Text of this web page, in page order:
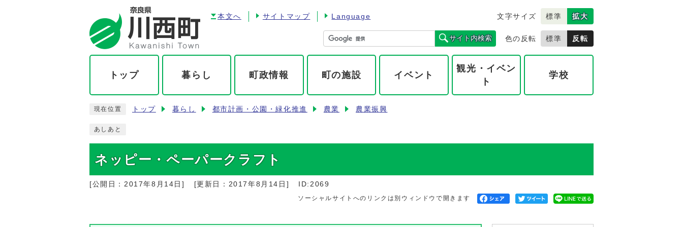
本文へ サイトマップ Language 文字サイズ 標準 拡大
サイト内検索 色の反転 標準 反転
トップ 暮らし 町政情報 町の施設 イベント
観光・イベン
ト
学校
現在位置 トップ 暮らし 都市計画・公園・緑化推進 農業 農業振興
あしあと
ネッピー・ペーパークラフト
[公開日： 2017年8月14日 ] [更新日： 2017年8月14日 ] ID:2069
ソーシャルサイトへのリンクは別ウィンドウで開きます